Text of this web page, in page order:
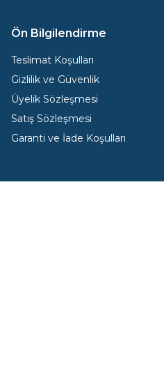
Ön Bilgilendirme
Teslimat Koşulları
Gizlilik ve Güvenlik
Üyelik Sözleşmesi
Satış Sözleşmesi
Garanti ve İade Koşulları